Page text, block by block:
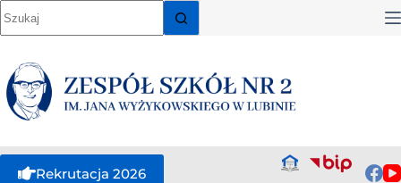
Rekrutacja 2026